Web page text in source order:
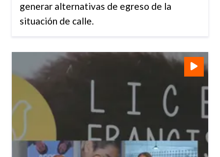
generar alternativas de egreso de la
situación de calle.